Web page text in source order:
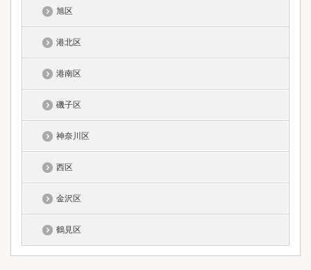
旭区
港北区
港南区
磯子区
神奈川区
西区
金沢区
鶴見区